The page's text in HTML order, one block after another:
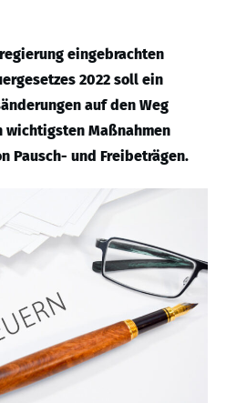
eingebrachten
2022 soll ein
auf den Weg
wichtigsten Maßnahmen
Pausch- und Freibeträgen.